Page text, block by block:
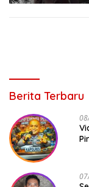
Berita Terbaru